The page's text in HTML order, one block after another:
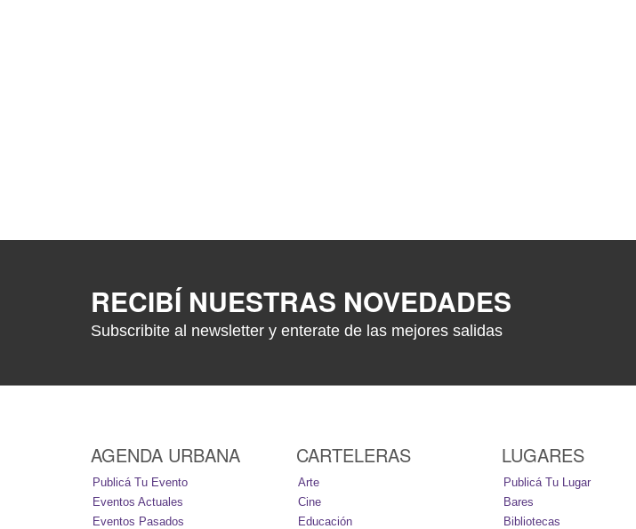
RECIBÍ NUESTRAS NOVEDADES
Subscribite al newsletter y enterate de las mejores salidas
AGENDA URBANA
Publicá Tu Evento
Eventos Actuales
Eventos Pasados
CARTELERAS
Arte
Cine
Educación
LUGARES
Publicá Tu Lugar
Bares
Bibliotecas